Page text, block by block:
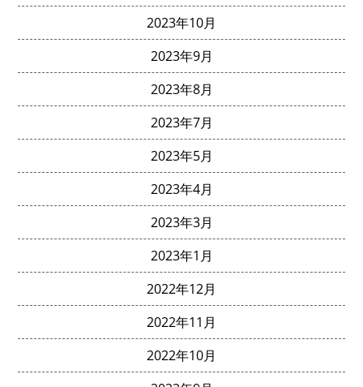
2023年10月
2023年9月
2023年8月
2023年7月
2023年5月
2023年4月
2023年3月
2023年1月
2022年12月
2022年11月
2022年10月